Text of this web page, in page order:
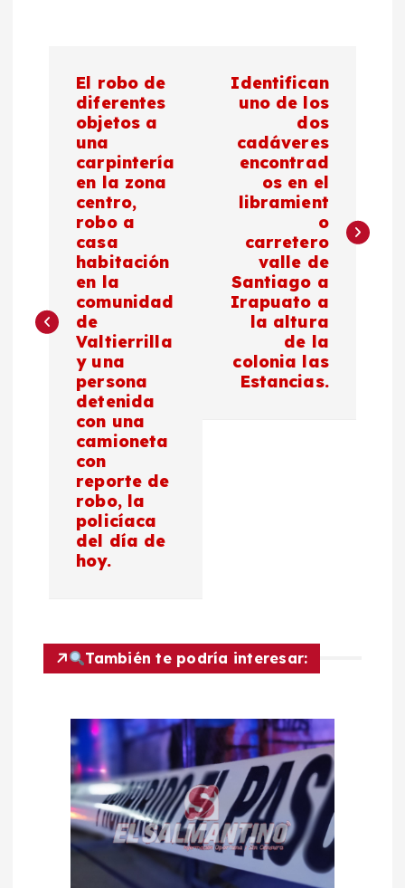
c
n
t
El robo de
diferentes
objetos a
una
carpintería
en la zona
centro,
robo a
casa
habitación
en la
comunidad
de
Valtierrilla
y una
persona
detenida
con una
camioneta
con
reporte de
robo, la
policíaca
del día de
hoy.
Identifican
uno de los
dos
cadáveres
encontrad
os en el
libramient
o
carretero
valle de
Santiago a
Irapuato a
la altura
de la
colonia las
Estancias.
También te podría interesar: